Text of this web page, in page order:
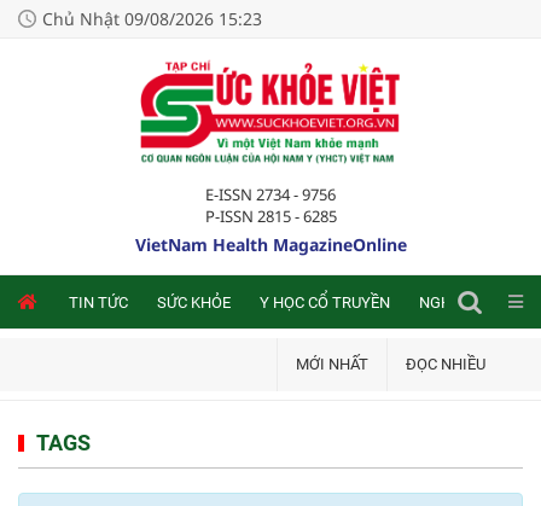
Chủ Nhật 09/08/2026 15:23
E-ISSN 2734 - 9756
P-ISSN 2815 - 6285
VietNam Health MagazineOnline
TIN TỨC SỨC KHỎE Y HỌC CỔ TRUYỀN NGHIÊN CỨU
MỚI NHẤT ĐỌC NHIỀU
TAGS